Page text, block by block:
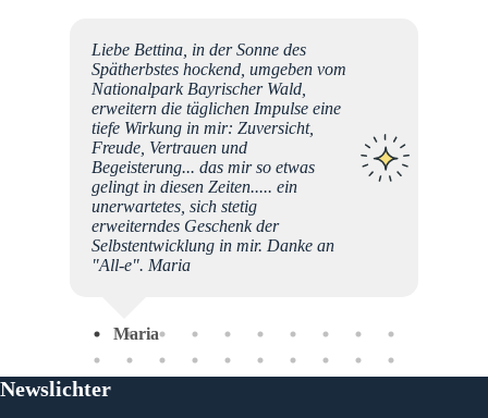
Liebe Bettina, in der Sonne des
Spätherbstes hockend, umgeben vom
Nationalpark Bayrischer Wald,
erweitern die täglichen Impulse eine
tiefe Wirkung in mir: Zuversicht,
Freude, Vertrauen und
Begeisterung... das mir so etwas
gelingt in diesen Zeiten..... ein
unerwartetes, sich stetig
erweiterndes Geschenk der
Selbstentwicklung in mir. Danke an
"All-e". Maria
Maria
Newslichter